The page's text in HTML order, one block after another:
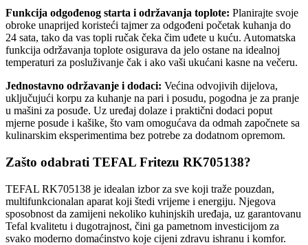
Funkcija odgođenog starta i održavanja toplote: Planirajte svoje
obroke unaprijed koristeći tajmer za odgođeni početak kuhanja do
24 sata, tako da vas topli ručak čeka čim uđete u kuću. Automatska
funkcija održavanja toplote osigurava da jelo ostane na idealnoj
temperaturi za posluživanje čak i ako vaši ukućani kasne na večeru.
Jednostavno održavanje i dodaci: Većina odvojivih dijelova,
uključujući korpu za kuhanje na pari i posudu, pogodna je za pranje
u mašini za posuđe. Uz uređaj dolaze i praktični dodaci poput
mjerne posude i kašike, što vam omogućava da odmah započnete sa
kulinarskim eksperimentima bez potrebe za dodatnom opremom.
Zašto odabrati TEFAL Fritezu RK705138?
TEFAL RK705138 je idealan izbor za sve koji traže pouzdan,
multifunkcionalan aparat koji štedi vrijeme i energiju. Njegova
sposobnost da zamijeni nekoliko kuhinjskih uređaja, uz garantovanu
Tefal kvalitetu i dugotrajnost, čini ga pametnom investicijom za
svako moderno domaćinstvo koje cijeni zdravu ishranu i komfor.